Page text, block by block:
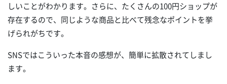
しいことがわかります。さらに、たくさんの100円ショップが
存在するので、同じような商品と比べて残念なポイントを挙
げられがちです。
SNSではこういった本音の感想が、簡単に拡散されてしまし
ます。